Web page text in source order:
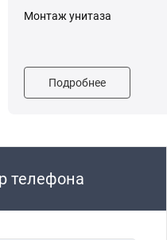
Монтаж унитаза
Подробнее
телефона